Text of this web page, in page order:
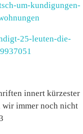
um-kundigungen-
25-leuten-die-
innert kürzester
immer noch nicht